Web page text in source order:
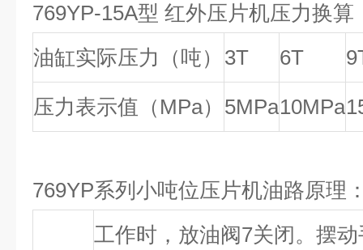
769YP-15A型 红外压片机压力换算
油缸实际压力（吨） 3T 6T
压力表示值（MPa） 5MPa10MPa
769YP系列小吨位压片机油路原理
工作时，放油阀7关闭。摆